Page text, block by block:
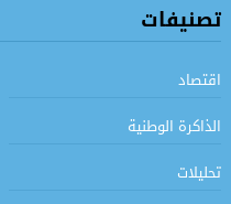
تصنيفات
اقتصاد
الذاكرة الوطنية
تحليلات